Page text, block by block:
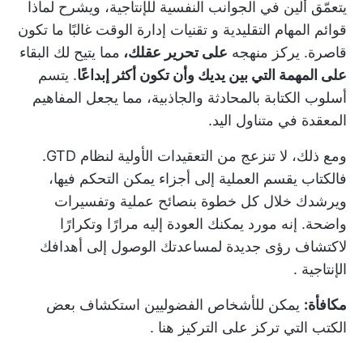
يتعمّق ألين في الجوانب النفسية للإنتاجية، ويشرح لماذا
قوائم المهام التقليدية و تقنيات إدارة الوقت غالبًا ما تكون
قاصرة. يركز منهجه على تحرير عقلك، مما يتيح لك البقاء
على المهمة التي بين يديك وأن تكون أكثر إبداعًا. يتسم
أسلوب الكتابة بالمحادثة والجاذبية، مما يجعل المفاهيم
المعقدة في متناول اليد.
ومع ذلك، لا تنزعج من التعقيدات الأولية لنظام GTD.
فالكتاب يقسم العملية إلى أجزاء يمكن التحكم فيها،
ويرشدك خلال كل خطوة بنصائح عملية وتفسيرات
واضحة. إنه مورد يمكنك العودة إليه مرارًا وتكرارًا
لاكتشاف رؤى جديدة لمساعدتك الوصول إلى أهدافك
الإنتاجية .
مكافأة: يمكن للأشخاص الفضوليين استكشاف بعض
الكتب التي تركز على التركيز هنا .